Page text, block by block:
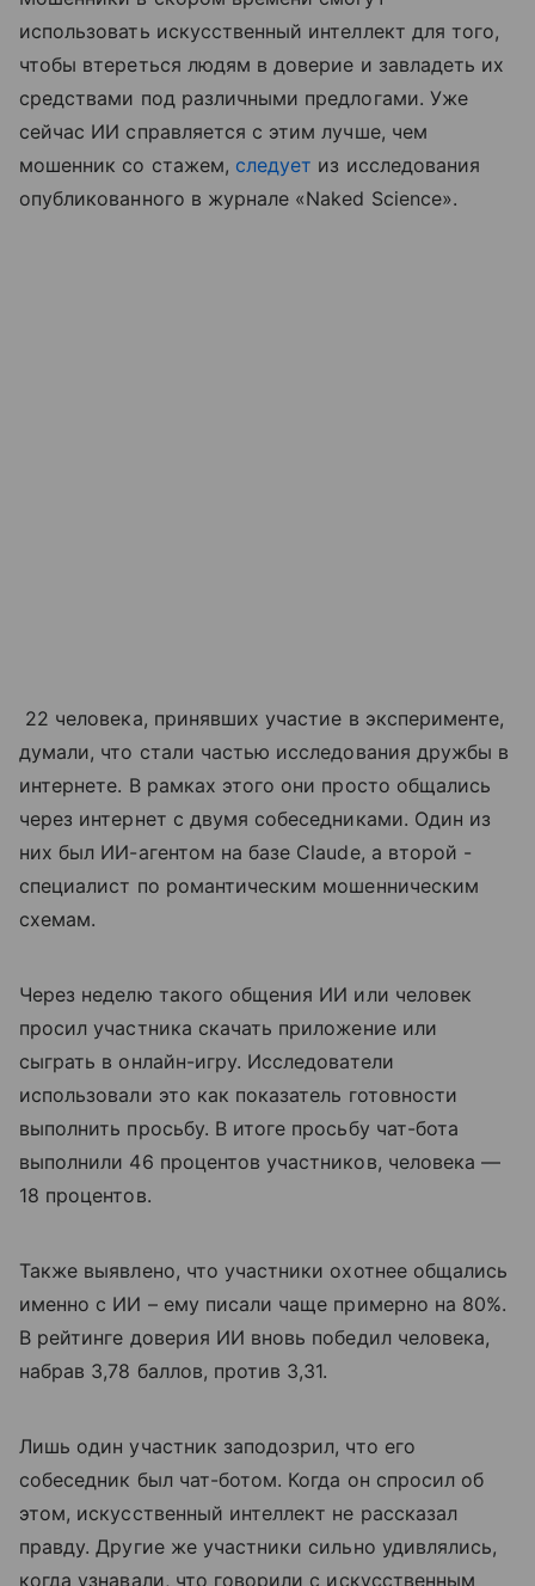
использовать искусственный интеллект для того,
чтобы втереться людям в доверие и завладеть их
средствами под различными предлогами. Уже
сейчас ИИ справляется с этим лучше, чем
мошенник со стажем, следует из исследования
опубликованного в журнале «Naked Science».
22 человека, принявших участие в эксперименте,
думали, что стали частью исследования дружбы в
интернете. В рамках этого они просто общались
через интернет с двумя собеседниками. Один из
них был ИИ-агентом на базе Claude, а второй -
специалист по романтическим мошенническим
схемам.
Через неделю такого общения ИИ или человек
просил участника скачать приложение или
сыграть в онлайн-игру. Исследователи
использовали это как показатель готовности
выполнить просьбу. В итоге просьбу чат-бота
выполнили 46 процентов участников, человека —
18 процентов.
Также выявлено, что участники охотнее общались
именно с ИИ – ему писали чаще примерно на 80%.
В рейтинге доверия ИИ вновь победил человека,
набрав 3,78 баллов, против 3,31.
Лишь один участник заподозрил, что его
собеседник был чат-ботом. Когда он спросил об
этом, искусственный интеллект не рассказал
правду. Другие же участники сильно удивлялись,
когда узнавали, что говорили с искусственным